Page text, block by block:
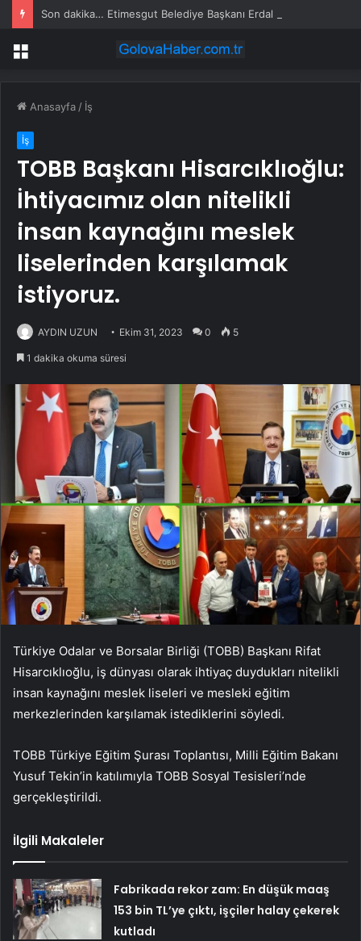
Menü
Anasayfa / İş
İş
TOBB Başkanı Hisarcıklıoğlu:
İhtiyacımız olan nitelikli
insan kaynağını meslek
liselerinden karşılamak
istiyoruz.
AYDIN UZUN Ekim 31, 2023 0 5
1 dakika okuma süresi
Türkiye Odalar ve Borsalar Birliği (TOBB) Başkanı Rifat
Hisarcıklıoğlu, iş dünyası olarak ihtiyaç duydukları nitelikli
insan kaynağını meslek liseleri ve mesleki eğitim
merkezlerinden karşılamak istediklerini söyledi.
TOBB Türkiye Eğitim Şurası Toplantısı, Milli Eğitim Bakanı
Yusuf Tekin’in katılımıyla TOBB Sosyal Tesisleri’nde
gerçekleştirildi.
İlgili Makaleler
Fabrikada rekor zam: En düşük maaş
153 bin TL’ye çıktı, işçiler halay çekerek
kutladı